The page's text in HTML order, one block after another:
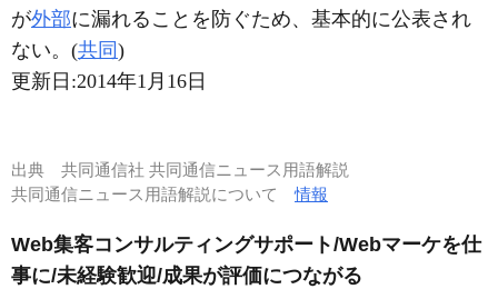
が外部に漏れることを防ぐため、基本的に公表され
ない。(共同 )
更新日:2014年1月16日
出典 共同通信社 共同通信ニュース用語解説
共同通信ニュース用語解説について情報
Web集客コンサルティングサポート/Webマーケを仕
事に/未経験歓迎/成果が評価につながる